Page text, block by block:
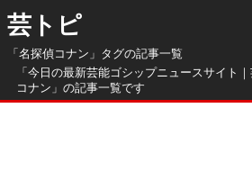
芸トピ
「名探偵コナン」タグの記事一覧
「今日の最新芸能ゴシップニュースサイト
コナン」の記事一覧です